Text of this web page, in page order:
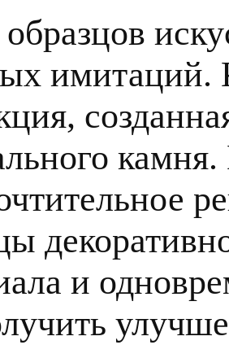
имитаций.
и